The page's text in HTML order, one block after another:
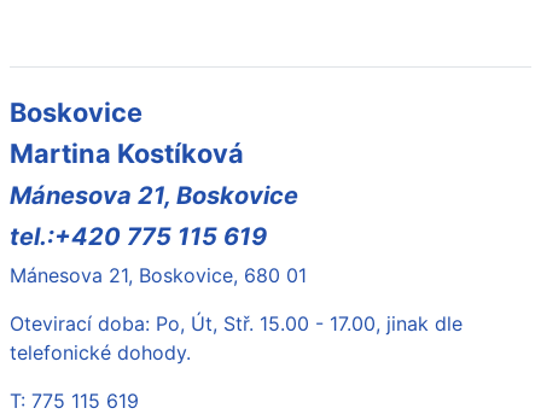
Boskovice
Martina Kostíková
Mánesova 21, Boskovice
tel.:+420 775 115 619
Mánesova 21, Boskovice, 680 01
Otevirací doba: Po, Út, Stř. 15.00 - 17.00, jinak dle
telefonické dohody.
T: 775 115 619